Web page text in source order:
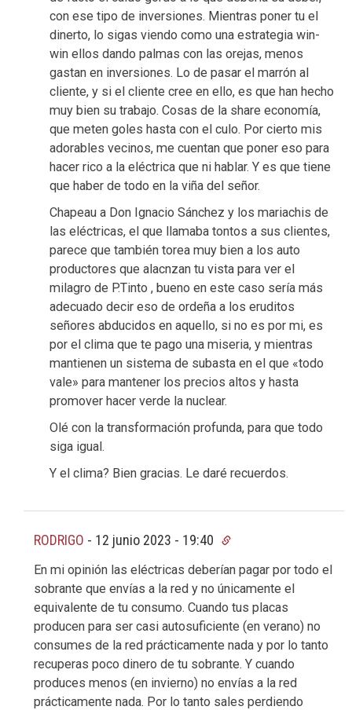
con ese tipo de inversiones. Mientras poner tu el
dinerto, lo sigas viendo como una estrategia win-
win ellos dando palmas con las orejas, menos
gastan en inversiones. Lo de pasar el marrón al
cliente, y si el cliente cree en ello, es que han hecho
muy bien su trabajo. Cosas de la share economía,
que meten goles hasta con el culo. Por cierto mis
adorables vecinos, me cuentan que poner eso para
hacer rico a la eléctrica que ni hablar. Y es que tiene
que haber de todo en la viña del señor.
Chapeau a Don Ignacio Sánchez y los mariachis de
las eléctricas, el que llamaba tontos a sus clientes,
parece que también torea muy bien a los auto
productores que alacnzan tu vista para ver el
milagro de P.Tinto , bueno en este caso sería más
adecuado decir eso de ordeña a los eruditos
señores abducidos en aquello, si no es por mi, es
por el clima que te pago una miseria, y mientras
mantienen un sistema de subasta en el que «todo
vale» para mantener los precios altos y hasta
promover hacer verde la nuclear.
Olé con la transformación profunda, para que todo
siga igual.
Y el clima? Bien gracias. Le daré recuerdos.
RODRIGO - 12 junio 2023 - 19:40
En mi opinión las eléctricas deberían pagar por todo el
sobrante que envías a la red y no únicamente el
equivalente de tu consumo. Cuando tus placas
producen para ser casi autosuficiente (en verano) no
consumes de la red prácticamente nada y por lo tanto
recuperas poco dinero de tu sobrante. Y cuando
produces menos (en invierno) no envías a la red
prácticamente nada. Por lo tanto sales perdiendo